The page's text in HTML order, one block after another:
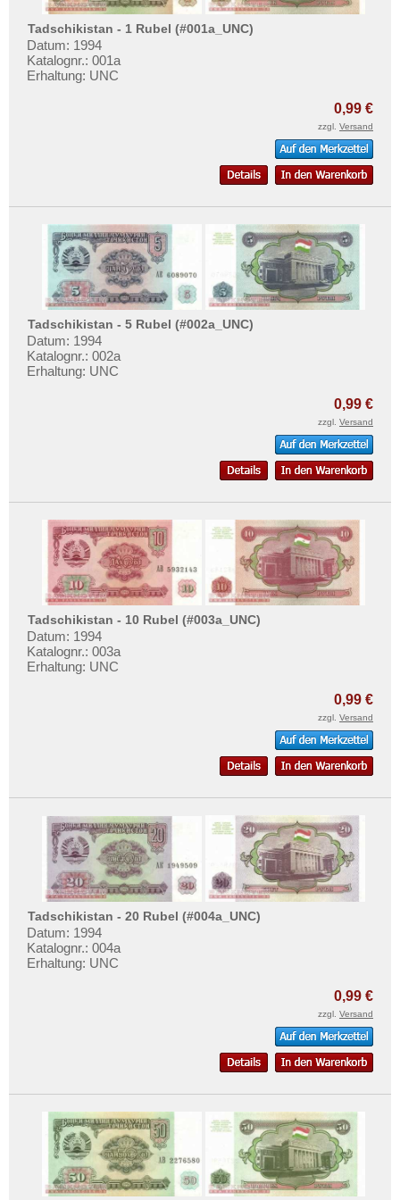
Vietnam
Vietnam Süd
Testbanknoten
Banknotenbriefe
Kataloge
Informationen
Preislisten
Ankauf
Erhaltungsgrade
Gratisbanknoten
FAQ
Privatsphäre und Datenschutz
Liefer- und Versandkosten
AGB
Impressum
Tadschikistan - 1 Rubel (#001a_UNC)
Datum: 1994
Katalognr.: 001a
Erhaltung: UNC
0,99 €
zzgl. Versand
Tadschikistan - 5 Rubel (#002a_UNC)
Datum: 1994
Katalognr.: 002a
Erhaltung: UNC
0,99 €
zzgl. Versand
Tadschikistan - 10 Rubel (#003a_UNC)
Datum: 1994
Katalognr.: 003a
Erhaltung: UNC
0,99 €
zzgl. Versand
Tadschikistan - 20 Rubel (#004a_UNC)
Datum: 1994
Katalognr.: 004a
Erhaltung: UNC
0,99 €
zzgl. Versand